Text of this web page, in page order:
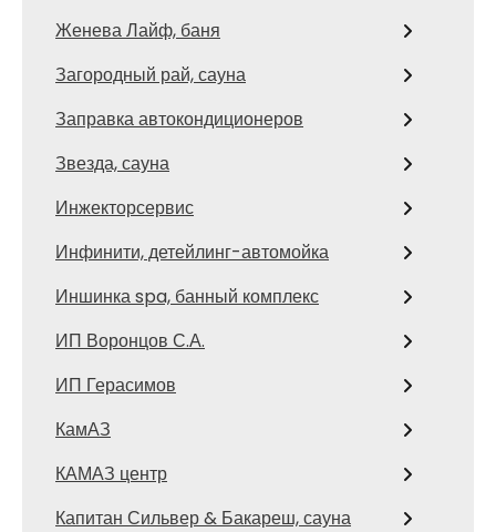
Женева Лайф, баня
Загородный рай, сауна
Заправка автокондиционеров
Звезда, сауна
Инжекторсервис
Инфинити, детейлинг-автомойка
Иншинка spa, банный комплекс
ИП Воронцов С.А.
ИП Герасимов
КамАЗ
КАМАЗ центр
Капитан Сильвер & Бакареш, сауна